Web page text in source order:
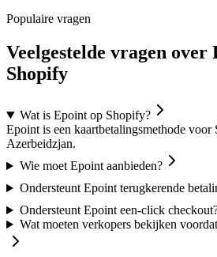
Populaire vragen
Veelgestelde vragen
Shopify
Wat is Epoint op Shopify?
Epoint is een kaartbetalingsmethode
Azerbeidzjan.
Wie moet Epoint aanbieden?
Ondersteunt Epoint terugkerende
Ondersteunt Epoint een-click
Wat moeten verkopers bekijken